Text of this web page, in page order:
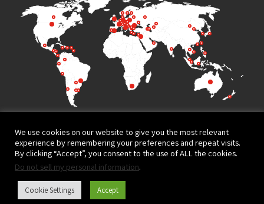
Website design and development by
We use cookies on our website to give you the most relevant
experience by remembering your preferences and repeat visits.
By clicking “Accept”, you consent to the use of ALL the cookies.
Do not sell my personal information.
Cookie Settings Accept